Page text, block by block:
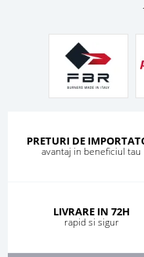
PRETURI DE
avantaj in beneficiul tau
LIVRARE IN 72H
rapid si sigur